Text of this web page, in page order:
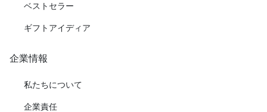
ベストセラー
ギフトアイディア
企業情報
私たちについて
企業責任